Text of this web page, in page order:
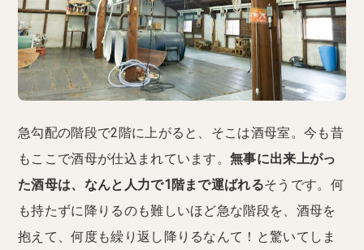
急勾配の階段で2階に上がると、そこは酒母室。今も昔
もここで酒母が仕込まれています。無事に出来上がっ
た酒母は、なんと人力で1階まで運ばれるそうです。何
も持たずに降りるのも難しいほど急な階段を、酒母を
抱えて、何度も繰り返し降りるなんて！と驚いてしま